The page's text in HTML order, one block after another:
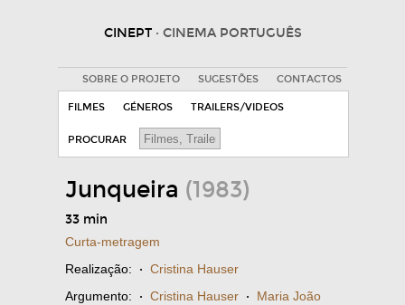
CINEPT · CINEMA PORTUGUÊS
SOBRE O PROJETO SUGESTÕES CONTACTOS
FILMES GÉNEROS TRAILERS/VIDEOS
PROCURAR
Junqueira (1983)
33 min
Curta-metragem
Realização: · Cristina Hauser
Argumento: · Cristina Hauser · Maria João